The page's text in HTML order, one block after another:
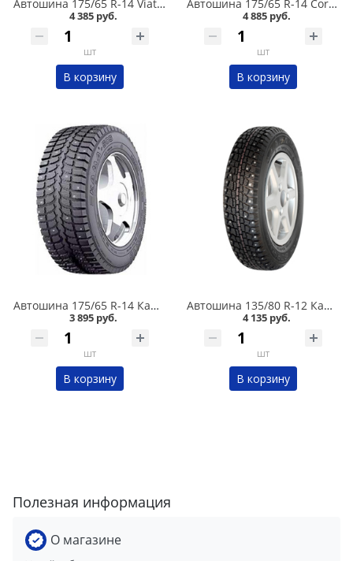
Автошина 175/65 R-14 Viatti Brina Nordico V-522 82T шип в Кургане
4 385 руб.
шт
В корзину
Автошина 175/65 R-14 Cordiant Snow Cross 2 86T шип в Кургане
4 885 руб.
шт
В корзину
Автошина 175/65 R-14 Кама 505 82T шип в Кургане
3 895 руб.
шт
В корзину
Автошина 135/80 R-12 Кама 503 68Q шип в Кургане
4 135 руб.
шт
В корзину
Полезная информация
О магазине